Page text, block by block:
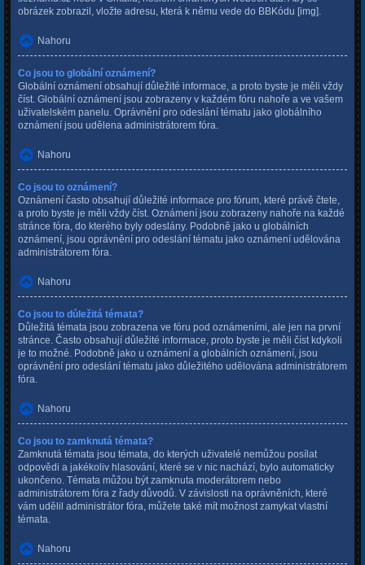
obrázek zobrazil, vložte adresu, která k němu vede do BBKódu [img].
Nahoru
Co jsou to globální oznámení?
Globální oznámení obsahují důležité informace, a proto byste je měli vždy
číst. Globální oznámení jsou zobrazeny v každém fóru nahoře a ve vašem
uživatelském panelu. Oprávnění pro odeslání tématu jako globálního
oznámení jsou udělena administrátorem fóra.
Nahoru
Co jsou to oznámení?
Oznámení často obsahují důležité informace pro fórum, které právě čtete,
a proto byste je měli vždy číst. Oznámení jsou zobrazeny nahoře na každé
stránce fóra, do kterého byly odeslány. Podobně jako u globálních
oznámení, jsou oprávnění pro odeslání tématu jako oznámení udělována
administrátorem fóra.
Nahoru
Co jsou to důležitá témata?
Důležitá témata jsou zobrazena ve fóru pod oznámeními, ale jen na první
stránce. Často obsahují důležité informace, proto byste je měli číst kdykoli
je to možné. Podobně jako u oznámení a globálních oznámení, jsou
oprávnění pro odeslání tématu jako důležitého udělována administrátorem
fóra.
Nahoru
Co jsou to zamknutá témata?
Zamknutá témata jsou témata, do kterých uživatelé nemůžou posílat
odpovědi a jakékoliv hlasování, které se v nic nachází, bylo automaticky
ukončeno. Témata můžou být zamknuta moderátorem nebo
administrátorem fóra z řady důvodů. V závislosti na oprávněních, které
vám udělil administrátor fóra, můžete také mít možnost zamykat vlastní
témata.
Nahoru